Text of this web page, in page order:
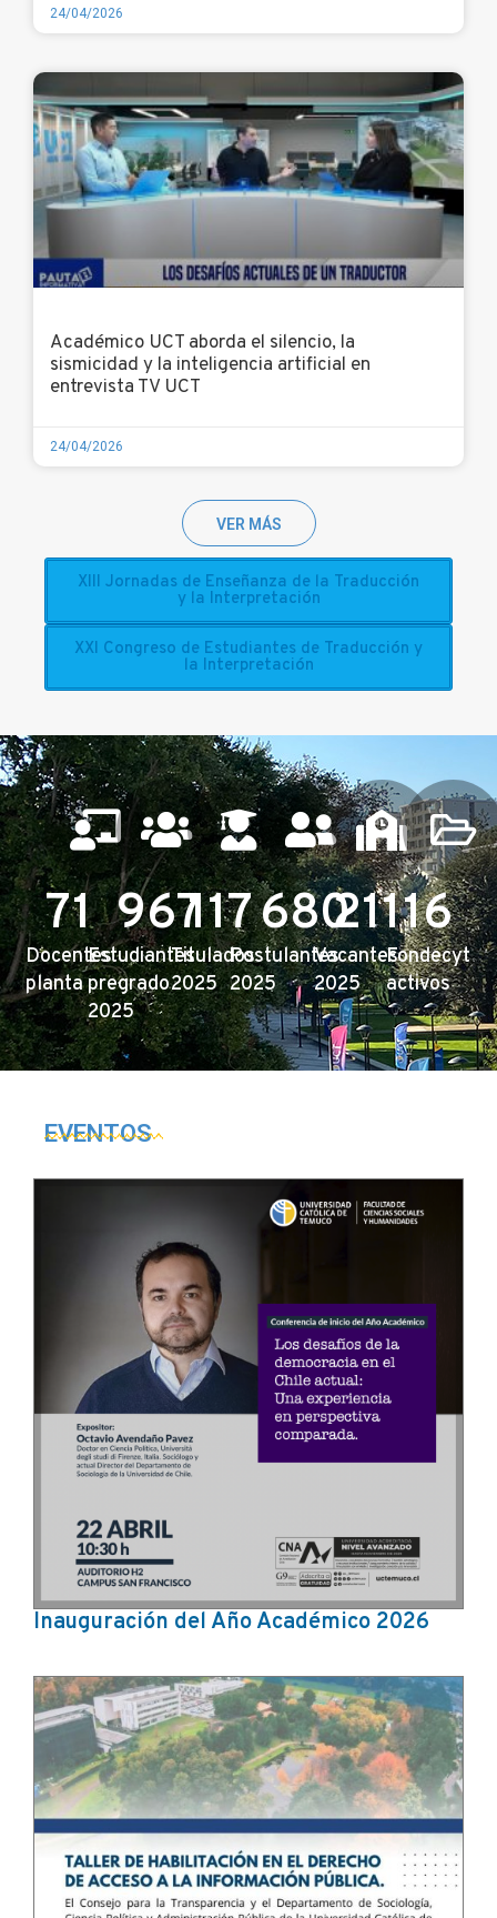
24/04/2026
Académico UCT aborda el silencio, la
sismicidad y la inteligencia artificial en
entrevista TV UCT
24/04/2026
VER MÁS
XIII Jornadas de Enseñanza de la Traducción
y la Interpretación
XXI Congreso de Estudiantes de Traducción y
la Interpretación
Docentes
planta
71
Estudiantes
pregrado
2025
967
Titulados
2025
117
Postulantes
2025
680
Vacantes
2025
211
Fondecyt
activos
16
EVENTOS
Inauguración del Año Académico 2026